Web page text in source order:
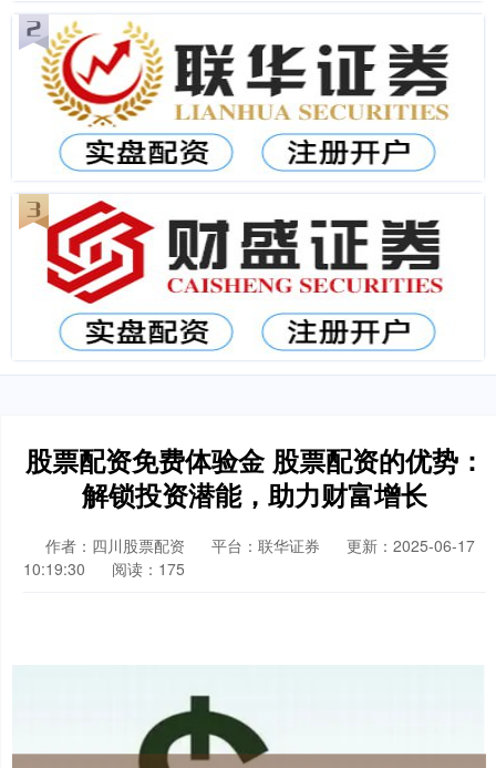
股票配资免费体验金 股票配资的优势：
解锁投资潜能，助力财富增长
作者：四川股票配资 平台：联华证券
更新：2025-06-17
10:19:30
阅读：175